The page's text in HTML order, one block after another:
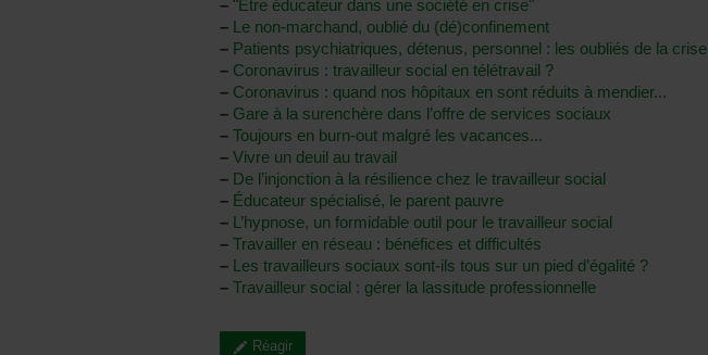
– "Être éducateur dans une société en crise"
– Le non-marchand, oublié du (dé)confinement
– Patients psychiatriques, détenus, personnel : les oubliés de la crise
– Coronavirus : travailleur social en télétravail ?
– Coronavirus : quand nos hôpitaux en sont réduits à mendier...
– Gare à la surenchère dans l’offre de services sociaux
– Toujours en burn-out malgré les vacances...
– Vivre un deuil au travail
– De l’injonction à la résilience chez le travailleur social
– Éducateur spécialisé, le parent pauvre
– L’hypnose, un formidable outil pour le travailleur social
– Travailler en réseau : bénéfices et difficultés
– Les travailleurs sociaux sont-ils tous sur un pied d’égalité ?
– Travailleur social : gérer la lassitude professionnelle
Réagir